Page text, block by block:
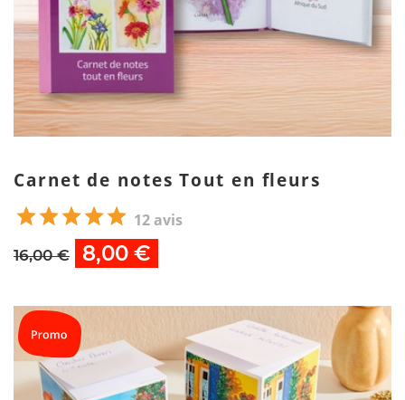
Carnet de notes Tout en fleurs
12 avis
16,00 € 8,00 €